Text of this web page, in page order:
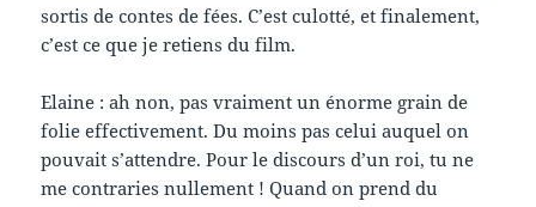
sortis de contes de fées. C’est culotté, et finalement,
c’est ce que je retiens du film.
Elaine : ah non, pas vraiment un énorme grain de
folie effectivement. Du moins pas celui auquel on
pouvait s’attendre. Pour le discours d’un roi, tu ne
me contraries nullement ! Quand on prend du